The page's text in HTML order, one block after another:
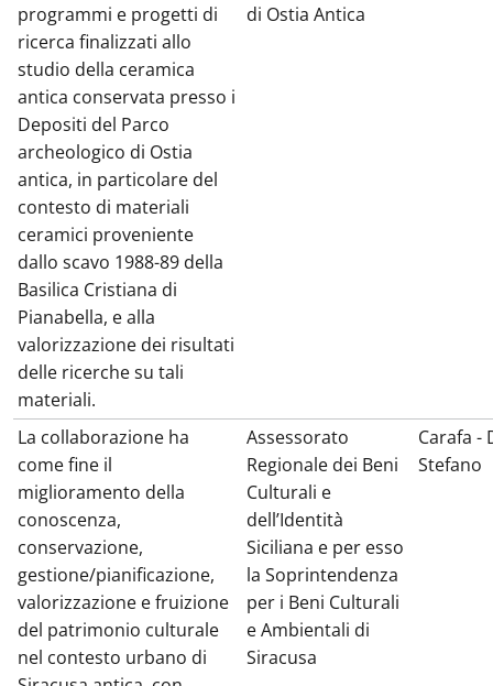
programmi e progetti di
ricerca finalizzati allo
studio della ceramica
antica conservata presso i
Depositi del Parco
archeologico di Ostia
antica, in particolare del
contesto di materiali
ceramici proveniente
dallo scavo 1988-89 della
Basilica Cristiana di
Pianabella, e alla
valorizzazione dei risultati
delle ricerche su tali
materiali.
di Ostia Antica
La collaborazione ha
come fine il
miglioramento della
conoscenza,
conservazione,
gestione/pianificazione,
valorizzazione e fruizione
del patrimonio culturale
nel contesto urbano di
Assessorato
Regionale dei Beni
Culturali e
dell’Identità
Siciliana e per esso
la Soprintendenza
per i Beni Culturali
e Ambientali di
Siracusa
Carafa -
Stefano